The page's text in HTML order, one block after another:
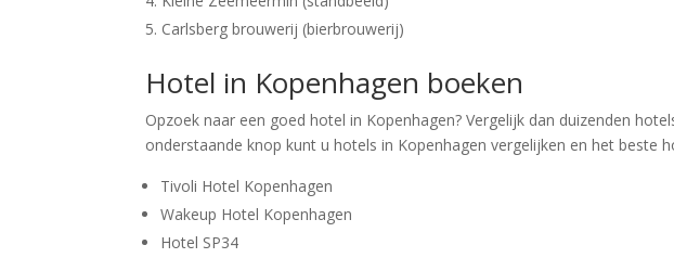
Carlsberg brouwerij (bierbrouwerij)
Hotel in Kopenhagen boeken
Opzoek naar een goed hotel in Kopenhagen? Vergelijk dan duizenden
onderstaande knop kunt u hotels in Kopenhagen vergelijken en het beste
Tivoli Hotel Kopenhagen
Wakeup Hotel Kopenhagen
Hotel SP34